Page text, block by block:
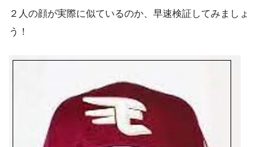
２人の顔が実際に似ているのか、早速検証してみましょ
う！